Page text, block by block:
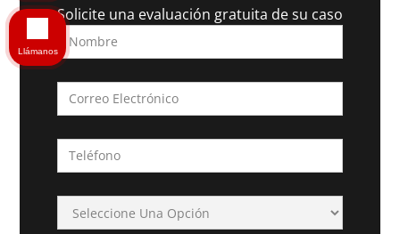
Solicite una evaluación gratuita de su caso
Type of Case
Llámanos